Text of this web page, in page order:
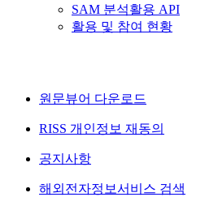
SAM 분석활용 API
활용 및 참여 현황
원문뷰어 다운로드
RISS 개인정보 재동의
공지사항
해외전자정보서비스 검색